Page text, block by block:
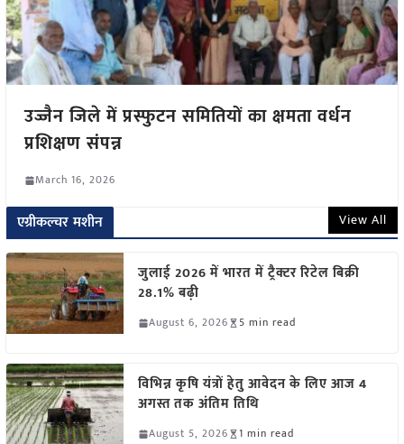
उज्जैन जिले में प्रस्फुटन समितियों का क्षमता वर्धन
प्रशिक्षण संपन्न
March 16, 2026
एग्रीकल्चर मशीन View All
जुलाई 2026 में भारत में ट्रैक्टर रिटेल बिक्री
28.1% बढ़ी
August 6, 2026 5 min read
विभिन्न कृषि यंत्रों हेतु आवेदन के लिए आज 4
अगस्त तक अंतिम तिथि
August 5, 2026 1 min read